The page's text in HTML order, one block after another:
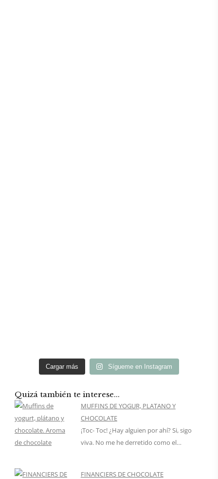
Cargar más Sígueme en Instagram
Quizá también te interese...
MUFFINS DE YOGUR, PLATANO Y
CHOCOLATE
¡Toc- Toc! ¿Hay alguien por ahí? Si, sigo
viva. No me he derretido como el…
FINANCIERS DE CHOCOLATE